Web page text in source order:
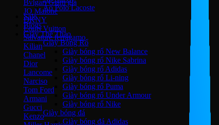
Bvlgari
JO Malone
DKNY
Louis Vuitton
Salvatore ferragamo
Kilian
Chanel
Dior
Lancome
Narciso
Tom Ford
Armani
Gucci
Kenzo
Áo Polo Lacoste
Sale
Blogs
Giày Thể Thao
Giày Bóng Rổ
Giày bóng rổ New Balance
Giày bóng rổ Nike Sabrina
Giày bóng rổ Adidas
Giày bóng rổ Li-ning
Giày bóng rổ Puma
Giày bóng rổ Under Armour
Giày bóng rổ Nike
Giày bóng đá
Giày bóng đá Adidas